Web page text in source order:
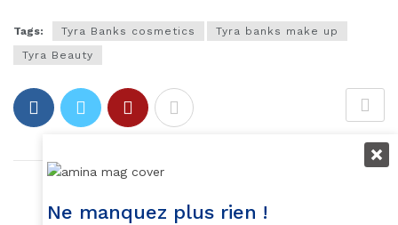
Tags: Tyra Banks cosmetics
Tyra banks make up
Tyra Beauty
Grand Prix Photo
Ne manquez plus rien !